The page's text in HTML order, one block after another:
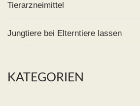
Tierarzneimittel
Jungtiere bei Elterntiere lassen
KATEGORIEN